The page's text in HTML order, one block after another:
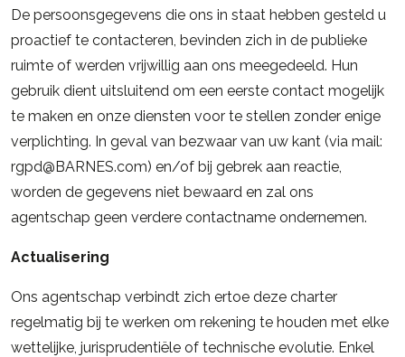
De persoonsgegevens die ons in staat hebben gesteld u
proactief te contacteren, bevinden zich in de publieke
ruimte of werden vrijwillig aan ons meegedeeld. Hun
gebruik dient uitsluitend om een eerste contact mogelijk
te maken en onze diensten voor te stellen zonder enige
verplichting. In geval van bezwaar van uw kant (via mail:
rgpd@BARNES.com) en/of bij gebrek aan reactie,
worden de gegevens niet bewaard en zal ons
agentschap geen verdere contactname ondernemen.
Actualisering
Ons agentschap verbindt zich ertoe deze charter
regelmatig bij te werken om rekening te houden met elke
wettelijke, jurisprudentiële of technische evolutie. Enkel